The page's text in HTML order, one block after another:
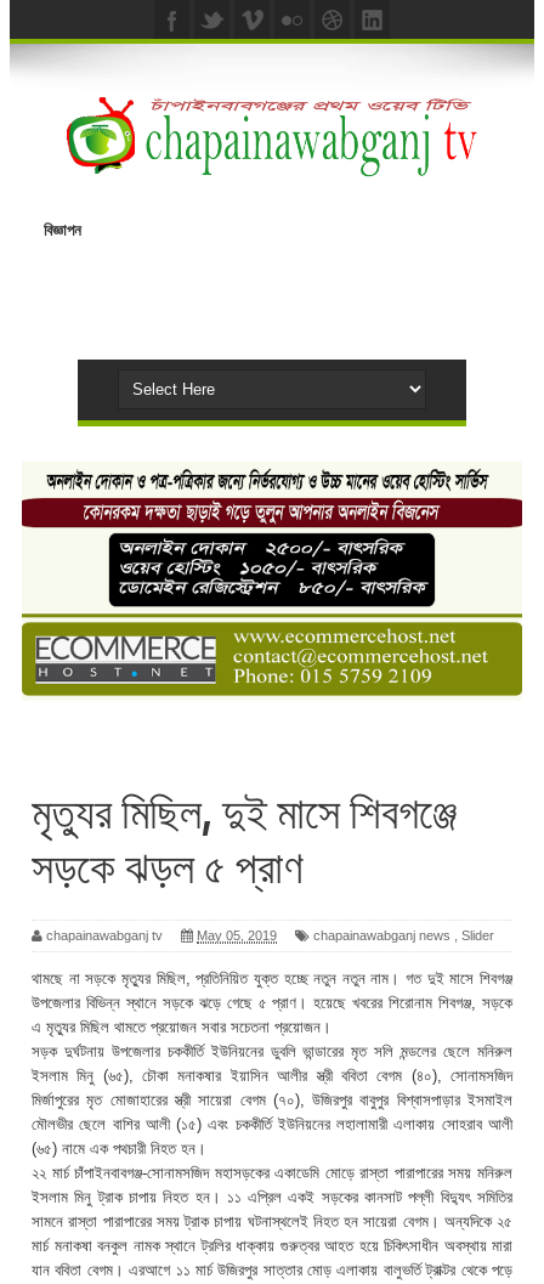
বিজ্ঞাপন
মৃত্যুর মিছিল, দুই মাসে শিবগঞ্জে
সড়কে ঝড়ল ৫ প্রাণ
chapainawabganj tv May 05, 2019 chapainawabganj news Slider
থামছে না সড়কে মৃত্যুর মিছিল, প্রতিনিয়িত যুক্ত হচ্ছে নতুন নতুন নাম। গত দুই মাসে শিবগঞ্জ
উপজেলার বিভিন্ন স্থানে সড়কে ঝড়ে গেছে ৫ প্রাণ। হয়েছে খবরের শিরোনাম শিবগঞ্জ, সড়কে
এ মৃত্যুর মিছিল থামতে প্রয়োজন সবার সচেতনা প্রয়োজন।
সড়ক দুর্ঘটনায় উপজেলার চককীর্তি ইউনিয়নের ডুবলি ভান্ডারের মৃত সলি মন্ডলের ছেলে মনিরুল
ইসলাম মিনু (৬৫), চৌকা মনাকষার ইয়াসিন আলীর স্ত্রী ববিতা বেগম (৪০), সোনামসজিদ
মির্জাপুরের মৃত মোজাহারের স্ত্রী সায়েরা বেগম (৭০), উজিরপুর বাবুপুর বিশ্বাসপাড়ার ইসমাইল
মৌলভীর ছেলে বাশির আলী (১৫) এবং চককীর্তি ইউনিয়নের লহালামারী এলাকায় সোহরাব আলী
(৬৫) নামে এক পথচারী নিহত হন।
২২ মার্চ চাঁপাইনবাবগঞ্জ-সোনামসজিদ মহাসড়কের একাডেমি মোড়ে রাস্তা পারাপারের সময় মনিরুল
ইসলাম মিনু ট্রাক চাপায় নিহত হন। ১১ এপ্রিল একই সড়কের কানসাট পল্লী বিদ্যুৎ সমিতির
সামনে রাস্তা পারাপারের সময় ট্রাক চাপায় ঘটনাস্থলেই নিহত হন সায়েরা বেগম। অন্যদিকে ২৫
মার্চ মনাকষা বনকুল নামক স্থানে ট্রলির ধাক্কায় গুরুত্বর আহত হয়ে চিকিৎসাধীন অবস্থায় মারা
যান ববিতা বেগম। এরআগে ১১ মার্চ উজিরপুর সাত্তার মোড় এলাকায় বালুভর্তি ট্রাক্টর থেকে পড়ে